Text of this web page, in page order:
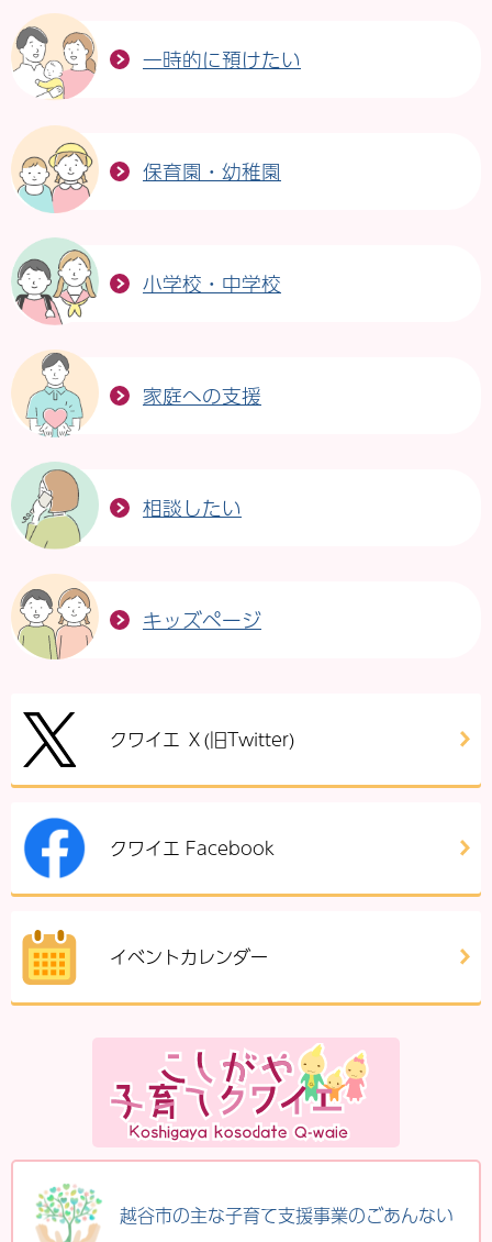
一時的に預けたい
保育園・幼稚園
小学校・中学校
家庭への支援
相談したい
キッズページ
クワイエ Ｘ(旧Twitter)
クワイエ Facebook
イベントカレンダー
越谷市の主な子育て支援事業のごあんない